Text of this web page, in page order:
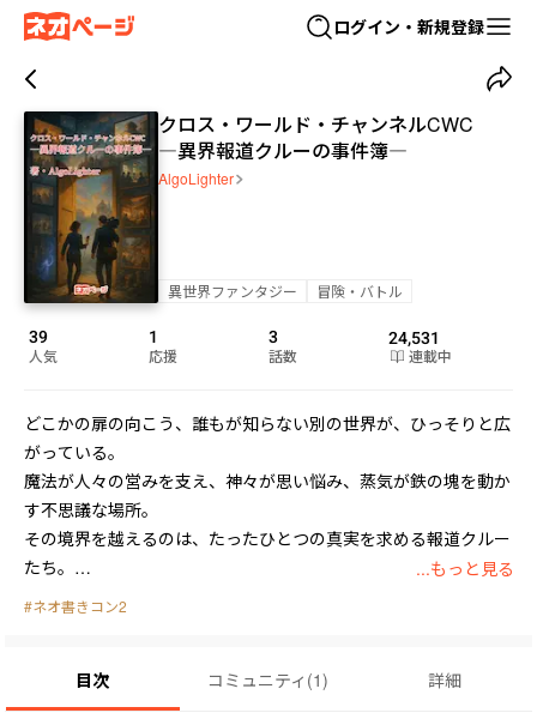
ログイン・新規登録
クロス・ワールド・チャンネルCWC
―異界報道クルーの事件簿―
AlgoLighter
異世界ファンタジー 冒険・バトル
39
人気
1
応援
3
話数
24,531
連載中
どこかの扉の向こう、誰もが知らない別の世界が、ひっそりと広
がっている。
魔法が人々の営みを支え、神々が思い悩み、蒸気が鉄の塊を動か
す不思議な場所。
その境界を越えるのは、たったひとつの真実を求める報道クルー
たち。
彼らはマイクとカメラで、戦場の怒号も神殿の祈りも、スラムの
異世界の片隅で生きる人々の姿を追う、連作短編集。
...もっと見る
#ネオ書きコン2
目次 コミュニティ (1) 詳細